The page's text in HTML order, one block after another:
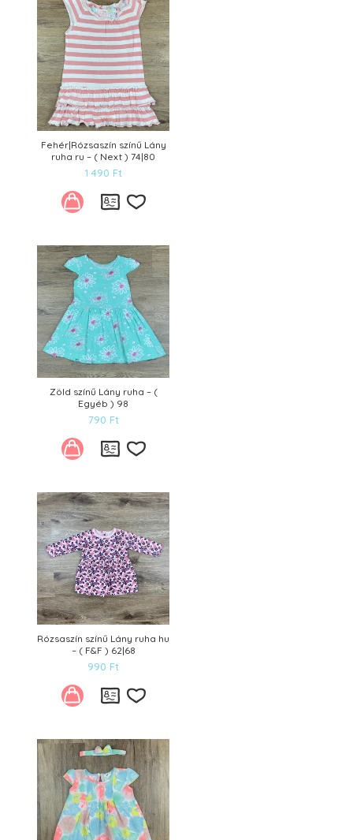
Fehér|Rózsaszín színű Lány
ruha ru – ( Next ) 74|80
1 490 Ft
Kívánságlistára
Zöld színű Lány ruha – (
Egyéb ) 98
790 Ft
Kívánságlistára
Rózsaszín színű Lány ruha hu
– ( F&F ) 62|68
990 Ft
Kívánságlistára